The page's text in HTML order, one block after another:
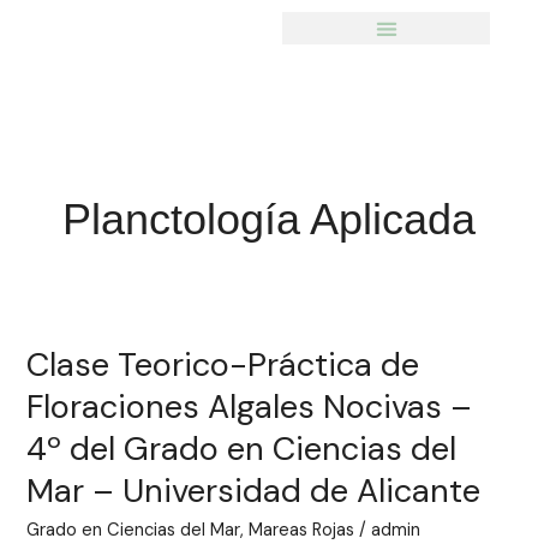
Planctología Aplicada
Clase Teorico-Práctica de
Floraciones Algales Nocivas –
4º del Grado en Ciencias del
Mar – Universidad de Alicante
Grado en Ciencias del Mar,Mareas Rojas /admin
Clase
Teorico-
Práctica
de
Floraciones
Algales